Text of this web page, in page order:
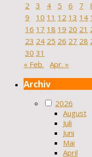
2
3 4 5 6 7
9
10 11 12 13 14
16 17 18 19 20 21
23 24 25 26 27 28
30 31
« Feb.
Apr. »
Archiv
2026
August
Juli
Juni
Mai
April